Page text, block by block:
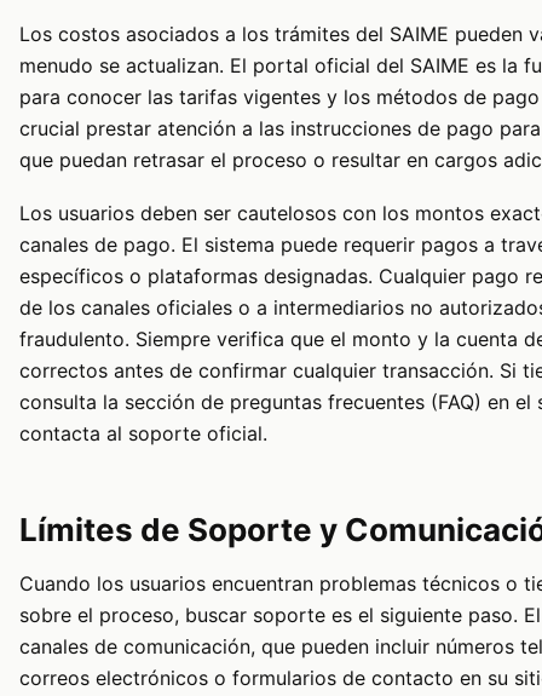
Los costos asociados a los trámites del SAIME pueden
menudo se actualizan. El portal oficial del SAIME es la
para conocer las tarifas vigentes y los métodos de
crucial prestar atención a las instrucciones de pago
que puedan retrasar el proceso o resultar en cargos
Los usuarios deben ser cautelosos con los montos
canales de pago. El sistema puede requerir pagos a
específicos o plataformas designadas. Cualquier pago
de los canales oficiales o a intermediarios no
fraudulento. Siempre verifica que el monto y la cuenta
correctos antes de confirmar cualquier transacción. Si
consulta la sección de preguntas frecuentes (FAQ) en el
contacta al soporte oficial.
Límites de Soporte y
Cuando los usuarios encuentran problemas técnicos o
sobre el proceso, buscar soporte es el siguiente paso.
canales de comunicación, que pueden incluir números
correos electrónicos o formularios de contacto en su